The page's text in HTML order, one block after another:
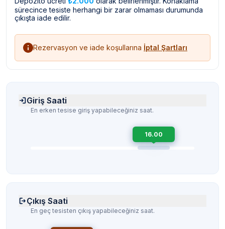
sürecince tesiste herhangi bir zarar olmaması durumunda
çıkışta iade edilir.
Rezervasyon ve iade koşullarına İptal Şartları
Giriş Saati
En erken tesise giriş yapabileceğiniz saat.
16.00
Çıkış Saati
En geç tesisten çıkış yapabileceğiniz saat.